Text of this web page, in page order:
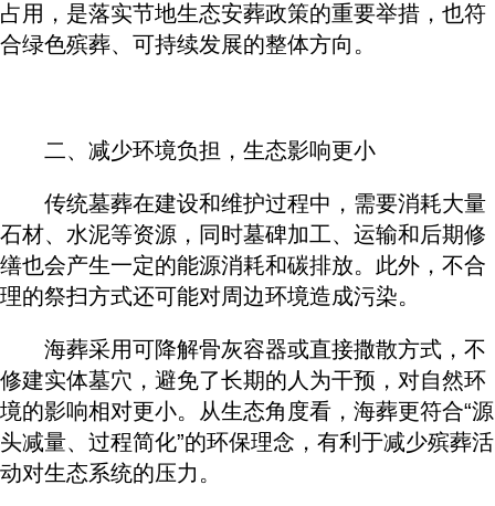
占用，是落实节地生态安葬政策的重要举措，也符
合绿色殡葬、可持续发展的整体方向。
二、减少环境负担，生态影响更小
传统墓葬在建设和维护过程中，需要消耗大量
石材、水泥等资源，同时墓碑加工、运输和后期修
缮也会产生一定的能源消耗和碳排放。此外，不合
理的祭扫方式还可能对周边环境造成污染。
海葬采用可降解骨灰容器或直接撒散方式，不
修建实体墓穴，避免了长期的人为干预，对自然环
境的影响相对更小。从生态角度看，海葬更符合“源
头减量、过程简化”的环保理念，有利于减少殡葬活
动对生态系统的压力。